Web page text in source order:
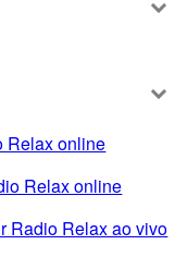
Relax online
Relax online
Radio Relax ao vivo